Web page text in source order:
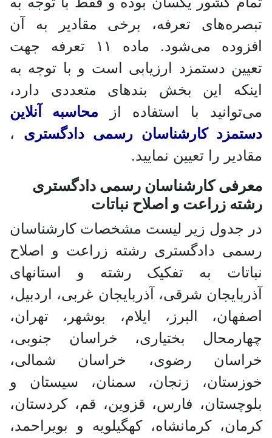
تعرفه، برخی مقادیر به آن
افزوده می‌شود. ماده ۱۱ تعرفه جهت
دستمزد ارزیابی است و با توجه به
این بخش بندهای متعددی دارد،
با استفاده از
محاسبه آنلاین
کارشناسان رسمی دادگستری،
را تعیین نمایید.
کارشناسان رسمی دادگستری
زراعت و اصلاح نباتات
جدول زیر لیست مشخصات کارشناسان
دادگستری رشته زراعت و اصلاح
به تفکیک رشته و استانهای
شرقی، آذربایجان غربی، اردبیل،
البرز، ایلام، بوشهر، تهران،
بختیاری، خراسان جنوبی،
رضوی، خراسان شمالی،
زنجان، سمنان، سیستان و
فارس، قزوین، قم، کردستان،
کرمانشاه، کهگیلویه و بویراحمد،